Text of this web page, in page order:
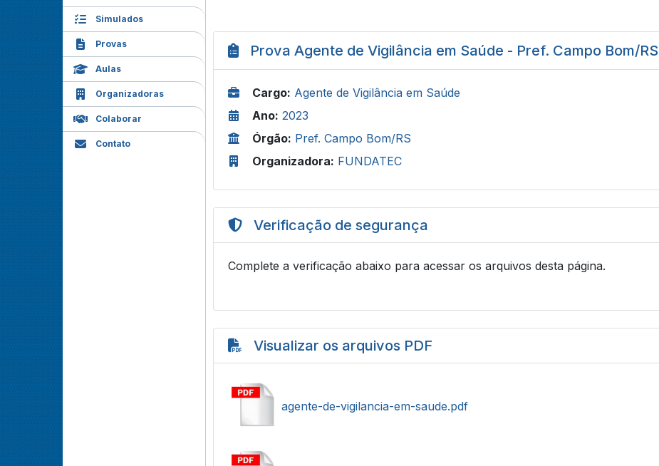
Simulados
Provas
Aulas
Organizadoras
Colaborar
Contato
Prova Agente de Vigilância em Saúde - Pref. Campo Bom/RS
Cargo: Agente de Vigilância em Saúde
Ano: 2023
Órgão: Pref. Campo Bom/RS
Organizadora: FUNDATEC
Verificação de segurança
Complete a verificação abaixo para acessar os arquivos desta página.
Visualizar os arquivos PDF
agente-de-vigilancia-em-saude.pdf